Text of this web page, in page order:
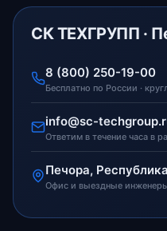
СК ТЕХГРУПП ·
8 (800) 250-19-00
Бесплатно по России ·
info@sc-
Ответим в течение часа в
Печора,
Офис и выездные